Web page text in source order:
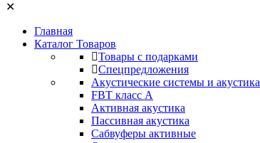
✕
Главная
Каталог Товаров
Товары с подарками
Спецпредложения
Акустические системы и акустика
FBT класс А
Активная акустика
Пассивная акустика
Сабвуферы активные